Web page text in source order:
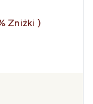
Zniżki )